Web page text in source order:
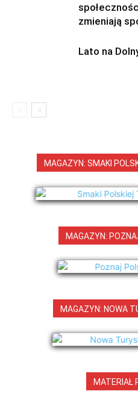
zmieniają
Lato na
MAGAZYN: SMAKI
MAGAZYN:
MAGAZYN: NOWA
MATERIAŁ